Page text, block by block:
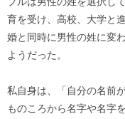
育を受け、高校、大学と
婚と同時に男性の姓に変
ようだった。
私自身は、「自分の名前
ものころから名字や名字